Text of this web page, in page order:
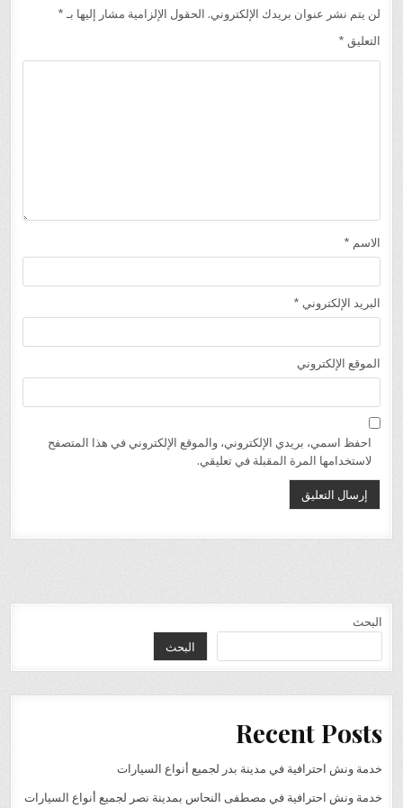
لن يتم نشر عنوان بريدك الإلكتروني. الحقول الإلزامية مشار إليها بـ *
التعليق *
الاسم *
البريد الإلكتروني *
الموقع الإلكتروني
احفظ اسمي، بريدي الإلكتروني، والموقع الإلكتروني في هذا المتصفح
لاستخدامها المرة المقبلة في تعليقي.
البحث
البحث
Recent Posts
خدمة ونش احترافية في مدينة بدر لجميع أنواع السيارات
خدمة ونش احترافية في مصطفى النحاس بمدينة نصر لجميع أنواع السيارات